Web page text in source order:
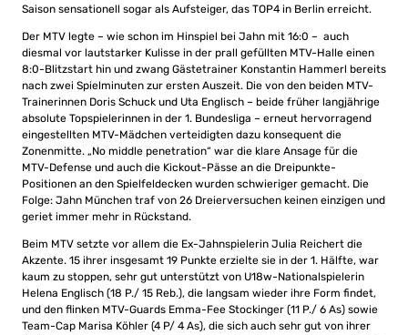
Saison sensationell sogar als Aufsteiger, das TOP4 in Berlin erreicht.
Der MTV legte – wie schon im Hinspiel bei Jahn mit 16:0 – auch
diesmal vor lautstarker Kulisse in der prall gefüllten MTV-Halle einen
8:0-Blitzstart hin und zwang Gästetrainer Konstantin Hammerl bereits
nach zwei Spielminuten zur ersten Auszeit. Die von den beiden MTV-
Trainerinnen Doris Schuck und Uta Englisch – beide früher langjährige
absolute Topspielerinnen in der 1. Bundesliga – erneut hervorragend
eingestellten MTV-Mädchen verteidigten dazu konsequent die
Zonenmitte. „No middle penetration“ war die klare Ansage für die
MTV-Defense und auch die Kickout-Pässe an die Dreipunkte-
Positionen an den Spielfeldecken wurden schwieriger gemacht. Die
Folge: Jahn München traf von 26 Dreierversuchen keinen einzigen und
geriet immer mehr in Rückstand.
Beim MTV setzte vor allem die Ex-Jahnspielerin Julia Reichert die
Akzente. 15 ihrer insgesamt 19 Punkte erzielte sie in der 1. Hälfte, war
kaum zu stoppen, sehr gut unterstützt von U18w-Nationalspielerin
Helena Englisch (18 P./ 15 Reb.), die langsam wieder ihre Form findet,
und den flinken MTV-Guards Emma-Fee Stockinger (11 P./ 6 As) sowie
Team-Cap Marisa Köhler (4 P/ 4 As), die sich auch sehr gut von ihrer